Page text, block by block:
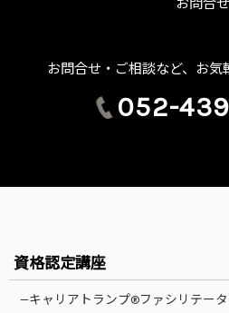
お問合せ
お問合せ・ご相談など、お気
052-
資格認定講座
—キャリアトランプ®ファシリテー